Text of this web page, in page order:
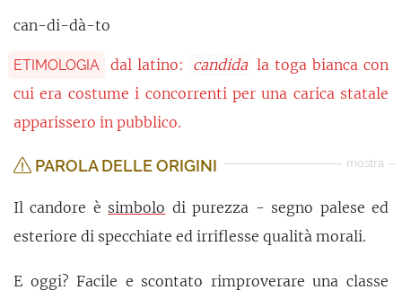
can-di-dà-to
ETIMOLOGIA dal latino: candida la toga bianca con
cui era costume i concorrenti per una carica statale
apparissero in pubblico.
PAROLA DELLE ORIGINI mostra
Il candore è simbolo di purezza - segno palese ed
esteriore di specchiate ed irriflesse qualità morali.
E oggi? Facile e scontato rimproverare una classe